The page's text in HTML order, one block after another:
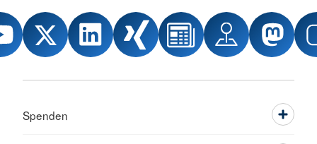
Spenden